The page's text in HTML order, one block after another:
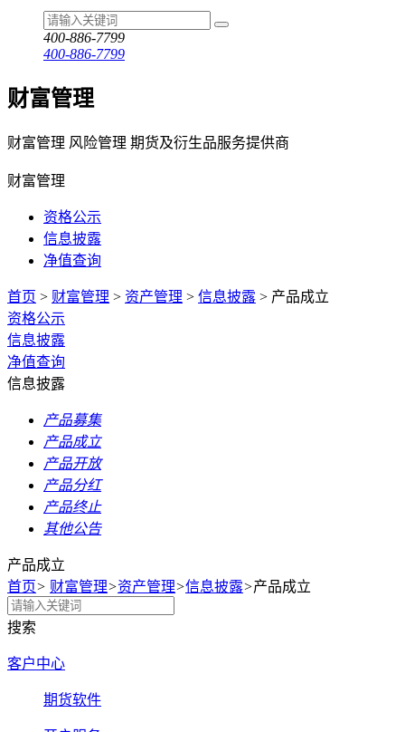
400-886-7799
400-886-7799
财富管理
财富管理 风险管理 期货及衍生品服务提供商
财富管理
资格公示
信息披露
净值查询
首页 > 财富管理 > 资产管理 > 信息披露 > 产品成立
资格公示
信息披露
净值查询
信息披露
产品募集
产品成立
产品开放
产品分红
产品终止
其他公告
产品成立
首页> 财富管理>资产管理>信息披露>产品成立
搜索
客户中心
期货软件